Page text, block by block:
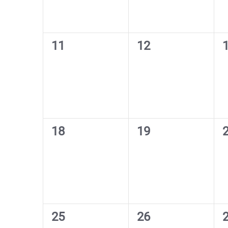
0
11
0
12
0
0
18
0
19
0
0
25
0
26
0